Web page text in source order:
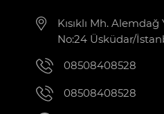
Kısıklı Mh.
No:24 Üsküdar/
08508408528
08508408528